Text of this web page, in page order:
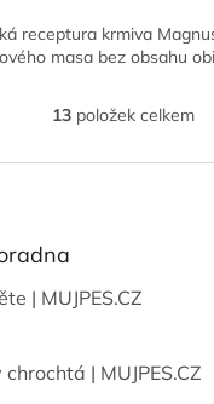
receptura krmiva
masa bez obsahu
O
l
í
p
k
13 položek celkem
| MUJPES.CZ
| MUJPES.CZ